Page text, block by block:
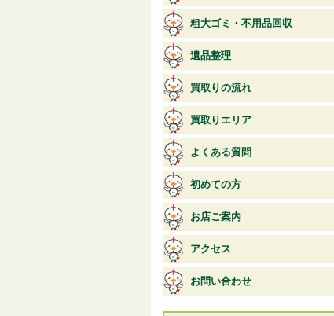
粗大ゴミ・不用品回収
遺品整理
買取りの流れ
買取りエリア
よくある質問
初めての方
お店ご案内
アクセス
お問い合わせ